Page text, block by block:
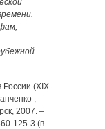
России (XIX
;
2007. –
125-3 (в